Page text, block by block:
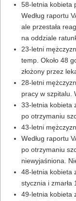
58-letnia kobieta
Według raportu
ale przestała
na oddziale
23-letni
temp. Około 48
złożony przez
28-letni
pracy w szpitalu.
33-letnia kobieta
po otrzymaniu
43-letni
Według raportu
po otrzymaniu
niewyjaśniona.
48-letnia kobieta
stycznia i zmarła
49-letnia kobieta